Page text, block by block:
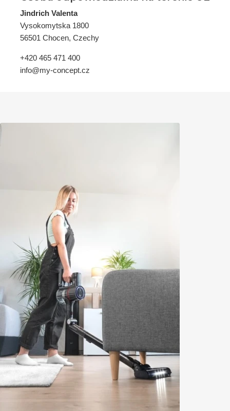
Jindrich Valenta
Vysokomytska 1800
56501 Chocen, Czechy
+420 465 471 400
info@my-concept.cz